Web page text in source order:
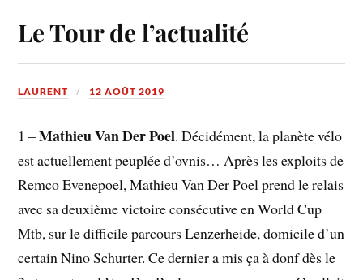
Le Tour de l’actualité
LAURENT 12 AOÛT 2019
1 –Mathieu Van Der Poel. Décidément, la planète vélo
est actuellement peuplée d’ovnis… Après les exploits de
Remco Evenepoel, Mathieu Van Der Poel prend le relais
avec sa deuxième victoire consécutive en World Cup
Mtb, sur le difficile parcours Lenzerheide, domicile d’un
certain Nino Schurter. Ce dernier a mis ça à donf dès le